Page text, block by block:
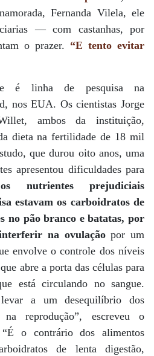
Fernanda Vilela, ele
— com castanhas, por
o prazer. “E tento evitar
é linha de pesquisa na
nos EUA. Os cientistas Jorge
ambos da instituição,
dieta na fertilidade de 18 mil
que durou oito anos, uma
apresentou dificuldades para
nutrientes prejudiciais
estavam os carboidratos de
no pão branco e batatas, por
na ovulaçãopor um
envolve o controle dos níveis
abre a porta das células para
está circulando no sangue.
levar a um desequilíbrio dos
na reprodução”, escreveu o
“É o contrário dos alimentos
de lenta digestão,